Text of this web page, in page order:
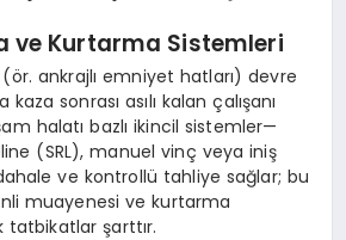
ve Kurtarma Sistemleri
ankrajlı emniyet hatları) devre
kaza sonrası asılı kalan çalışanı
halatı bazlı ikincil sistemler—
(SRL), manuel vinç veya iniş
ve kontrollü tahliye sağlar; bu
muayenesi ve kurtarma
tatbikatlar şarttır.